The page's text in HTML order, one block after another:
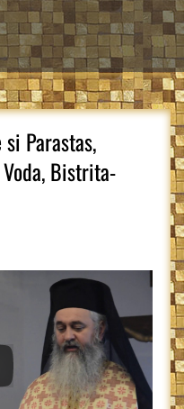
Parastas,
Bistrita-